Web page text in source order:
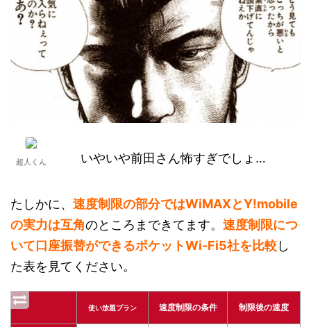
超人くん いやいや前田さん怖すぎでしょ…
たしかに、 速度制限の部分ではWiMAXとY!mobile
の実力は互角のところまできてます。 速度制限につ
いて口座振替ができるポケットWi-Fi5社を比較し
た表を見てください。
使い放題プラン 速度制限の条件 制限後の速度